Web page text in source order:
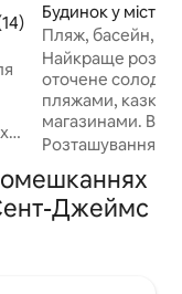
оцінка: 5 з 5,
у
Будинок у місті
n
Пляж, басейн,
вид на океан!
Найкраще
оточене
пляжами,
магазинами.
блискучому
просторого
&#11088; «Ми
Розташування
Джеймс